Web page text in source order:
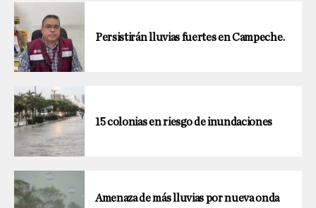
Persistirán lluvias fuertes en Campeche.
15 colonias en riesgo de inundaciones
Amenaza de más lluvias por nueva onda